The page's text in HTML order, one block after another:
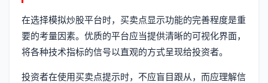
在选择模拟炒股平台时，买卖点显示功能的完善程度是重
要的考量因素。优质的平台应当提供清晰的可视化界面，
将各种技术指标的信号以直观的方式呈现给投资者。
投资者在使用买卖点提示时，不应盲目跟从，而应理解信